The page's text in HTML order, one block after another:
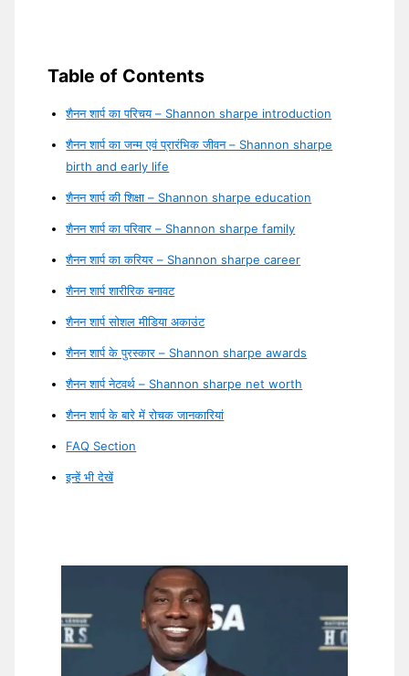
Table of Contents
शैनन शार्प का परिचय – Shannon sharpe introduction
शैनन शार्प का जन्म एवं प्रारंभिक जीवन – Shannon sharpe
birth and early life
शैनन शार्प की शिक्षा – Shannon sharpe education
शैनन शार्प का परिवार – Shannon sharpe family
शैनन शार्प का करियर – Shannon sharpe career
शैनन शार्प शारीरिक बनावट
शैनन शार्प सोशल मीडिया अकाउंट
शैनन शार्प के पुरस्कार – Shannon sharpe awards
शैनन शार्प नेटवर्थ – Shannon sharpe net worth
शैनन शार्प के बारे में रोचक जानकारियां
FAQ Section
इन्हें भी देखें